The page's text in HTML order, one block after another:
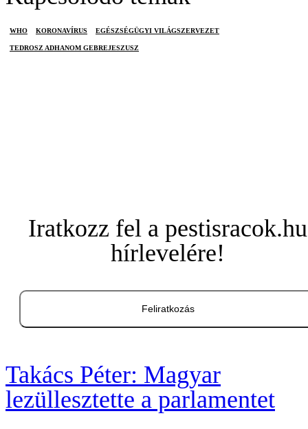
WHO KORONAVÍRUS EGÉSZSÉGÜGYI VILÁGSZERVEZET
TEDROSZ ADHANOM GEBREJESZUSZ
Iratkozz fel a pestisracok.hu
hírlevelére!
Feliratkozás
Takács Péter: Magyar
lezüllesztette a parlamentet